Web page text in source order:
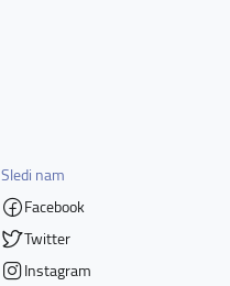
Sledi nam
Facebook
Twitter
Instagram